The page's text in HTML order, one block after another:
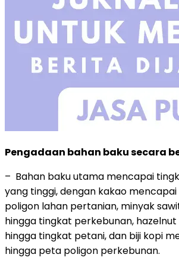
Pengadaan bahan baku secara
– Bahan baku utama mencapai
yang tinggi, dengan kakao
poligon lahan pertanian, minyak
hingga tingkat perkebunan, hazelnut
hingga tingkat petani, dan biji kopi
hingga peta poligon perkebunan.